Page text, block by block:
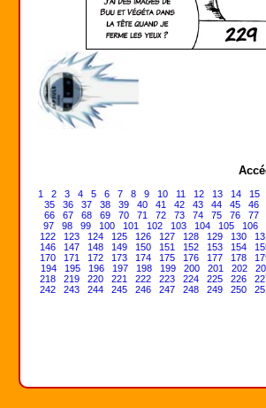
1 2 3 4 5 6 7 8 9 10 11 12 13 14
15
35
36 37 38 39 40 41 42 43 44 45
46
66
67 68 69 70 71 72 73 74 75 76
77
97
98 99 100 101 102 103 104 105
106
122
123 124 125 126 127 128 129 130
146
147 148 149 150 151 152 153 154
170
171 172 173 174 175 176 177 178
194
195 196 197 198 199 200 201 202
218
219 220 221 222 223 224 225 226
242
243 244 245 246 247 248 249 250